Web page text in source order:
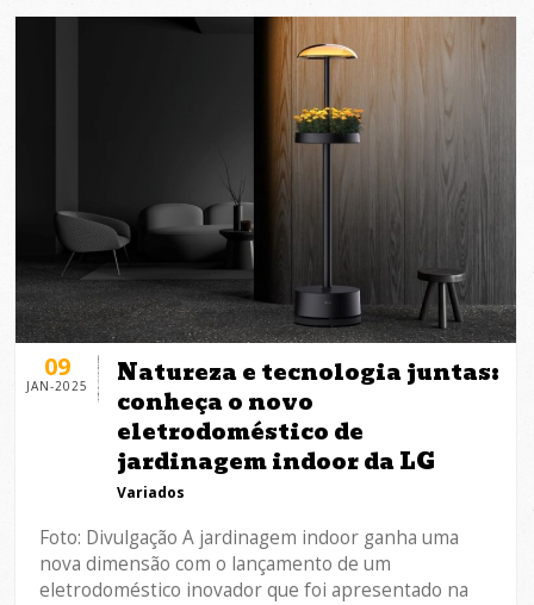
09
JAN-2025
Natureza e tecnologia juntas:
conheça o novo
eletrodoméstico de
jardinagem indoor da LG
Variados
Foto: Divulgação A jardinagem indoor ganha uma
nova dimensão com o lançamento de um
eletrodoméstico inovador que foi apresentado na